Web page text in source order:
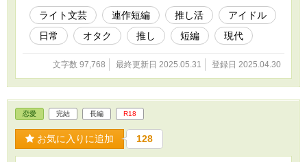
ライト文芸 連作短編 推し活
アイドル
日常
オタク 推し 短編 現代
文字数 97,768 最終更新日 2025.05.31 登録日 2025.04.30
恋愛 完結 長編 R18
お気に入りに追加 128